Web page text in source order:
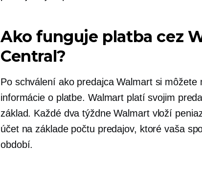
Ako funguje platba cez
Central?
Po schválení ako predajca Walmart si
informácie o platbe. Walmart platí svojim
základ. Každé dva týždne Walmart vloží
účet na základe počtu predajov, ktoré vaša
období.